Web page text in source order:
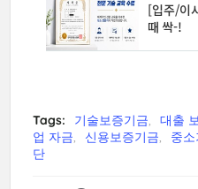
Tags: 기술보증기금 대출
업 자금
신용보증기금 중
단